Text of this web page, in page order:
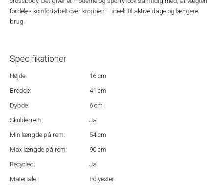
fordeles komfortabelt over kroppen – ideelt til aktive dage og længere
brug.
Specifikationer
Højde:
16 cm
Bredde:
41 cm
Dybde:
6 cm
Skulderrem:
Ja
Min længde på rem:
54 cm
Max længde på rem:
90 cm
Recycled:
Ja
Materiale:
Polyester